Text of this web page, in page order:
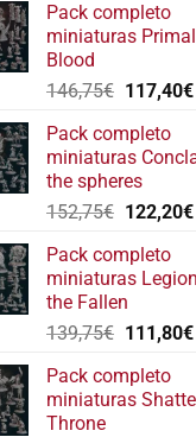
Pack completo
miniaturas Primal
Blood
146,75€ El
original
era:
146,75€.
117,40€El
Pack completo
miniaturas
the spheres
152,75€ El
original
era:
152,75€.
122,20€El
Pack completo
miniaturas
the Fallen
139,75€ El
original
era:
111,80€El
Pack completo
miniaturas
Throne